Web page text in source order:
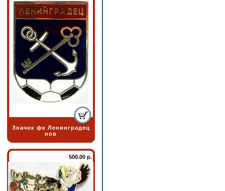
Значок фк Ленинградец
нов
500.00 р.